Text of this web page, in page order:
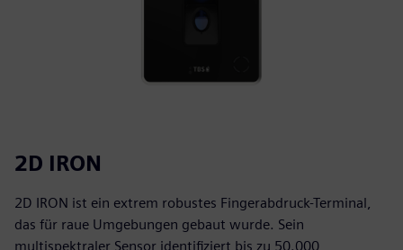
2D IRON
2D IRON ist ein extrem robustes Fingerabdruck-Terminal,
das für raue Umgebungen gebaut wurde. Sein
multispektraler Sensor identifiziert bis zu 50.000